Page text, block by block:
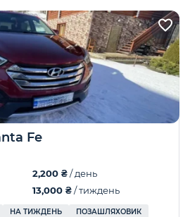
Fe
2,200 ₴/ день
13,000 ₴/ тиждень
НА ТИЖДЕНЬ
ПОЗАШЛЯХОВИК